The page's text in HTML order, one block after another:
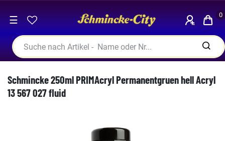
☰ 0
Schmincke 250ml PRIMAcryl Permanentgruen hell Acryl
13 567 027 fluid